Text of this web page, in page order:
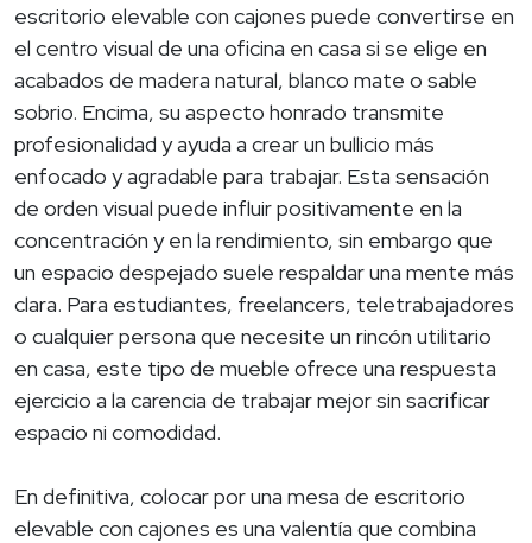
escritorio elevable con cajones puede convertirse en
el centro visual de una oficina en casa si se elige en
acabados de madera natural, blanco mate o sable
sobrio. Encima, su aspecto honrado transmite
profesionalidad y ayuda a crear un bullicio más
enfocado y agradable para trabajar. Esta sensación
de orden visual puede influir positivamente en la
concentración y en la rendimiento, sin embargo que
un espacio despejado suele respaldar una mente más
clara. Para estudiantes, freelancers, teletrabajadores
o cualquier persona que necesite un rincón utilitario
en casa, este tipo de mueble ofrece una respuesta
ejercicio a la carencia de trabajar mejor sin sacrificar
espacio ni comodidad.
En definitiva, colocar por una mesa de escritorio
elevable con cajones es una valentía que combina